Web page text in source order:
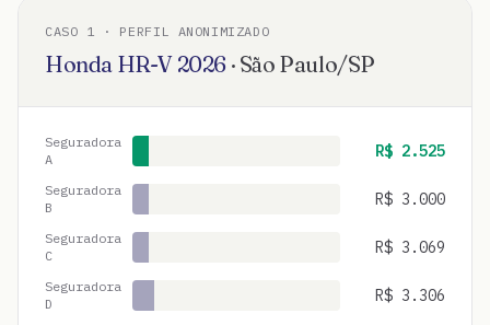
CASO 1 · PERFIL ANONIMIZADO
Honda HR-V 2026 · São Paulo/SP
Seguradora
A
R$ 2.525
Seguradora
B
R$ 3.000
Seguradora
C
R$ 3.069
Seguradora
D
R$ 3.306